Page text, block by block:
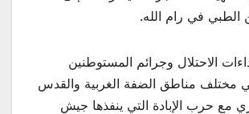
في رام الله.
الاحتلال وجرائم المستوطنين
مختلف مناطق الضفة الغربية والقدس
مع حرب الإبادة التي ينفذها جيش